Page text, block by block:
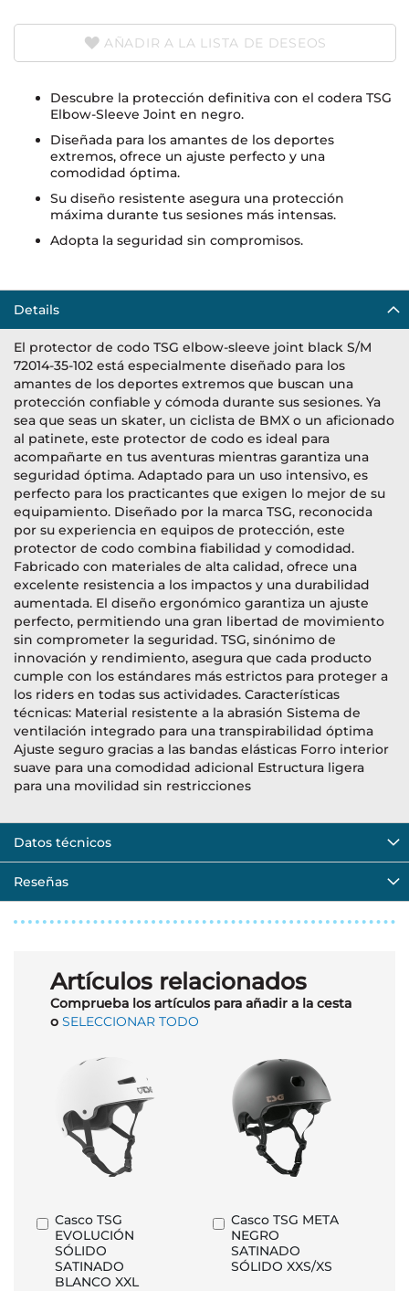
AÑADIR A LA LISTA DE DESEOS
Descubre la protección definitiva con el codera TSG
Elbow-Sleeve Joint en negro.
Diseñada para los amantes de los deportes
extremos, ofrece un ajuste perfecto y una
comodidad óptima.
Su diseño resistente asegura una protección
máxima durante tus sesiones más intensas.
Adopta la seguridad sin compromisos.
Details
El protector de codo TSG elbow-sleeve joint black S/M
72014-35-102 está especialmente diseñado para los
amantes de los deportes extremos que buscan una
protección confiable y cómoda durante sus sesiones. Ya
sea que seas un skater, un ciclista de BMX o un aficionado
al patinete, este protector de codo es ideal para
acompañarte en tus aventuras mientras garantiza una
seguridad óptima. Adaptado para un uso intensivo, es
perfecto para los practicantes que exigen lo mejor de su
equipamiento. Diseñado por la marca TSG, reconocida
por su experiencia en equipos de protección, este
protector de codo combina fiabilidad y comodidad.
Fabricado con materiales de alta calidad, ofrece una
excelente resistencia a los impactos y una durabilidad
aumentada. El diseño ergonómico garantiza un ajuste
perfecto, permitiendo una gran libertad de movimiento
sin comprometer la seguridad. TSG, sinónimo de
innovación y rendimiento, asegura que cada producto
cumple con los estándares más estrictos para proteger a
los riders en todas sus actividades. Características
técnicas: Material resistente a la abrasión Sistema de
ventilación integrado para una transpirabilidad óptima
Ajuste seguro gracias a las bandas elásticas Forro interior
suave para una comodidad adicional Estructura ligera
para una movilidad sin restricciones
Datos técnicos
Reseñas
Artículos relacionados
Comprueba los artículos para añadir a la cesta
o SELECCIONAR TODO
Casco TSG
EVOLUCIÓN
SÓLIDO
SATINADO
BLANCO XXL
Añadir
al
carrito
Casco TSG META
NEGRO
SATINADO
SÓLIDO XXS/XS
Añadir
al
carrito